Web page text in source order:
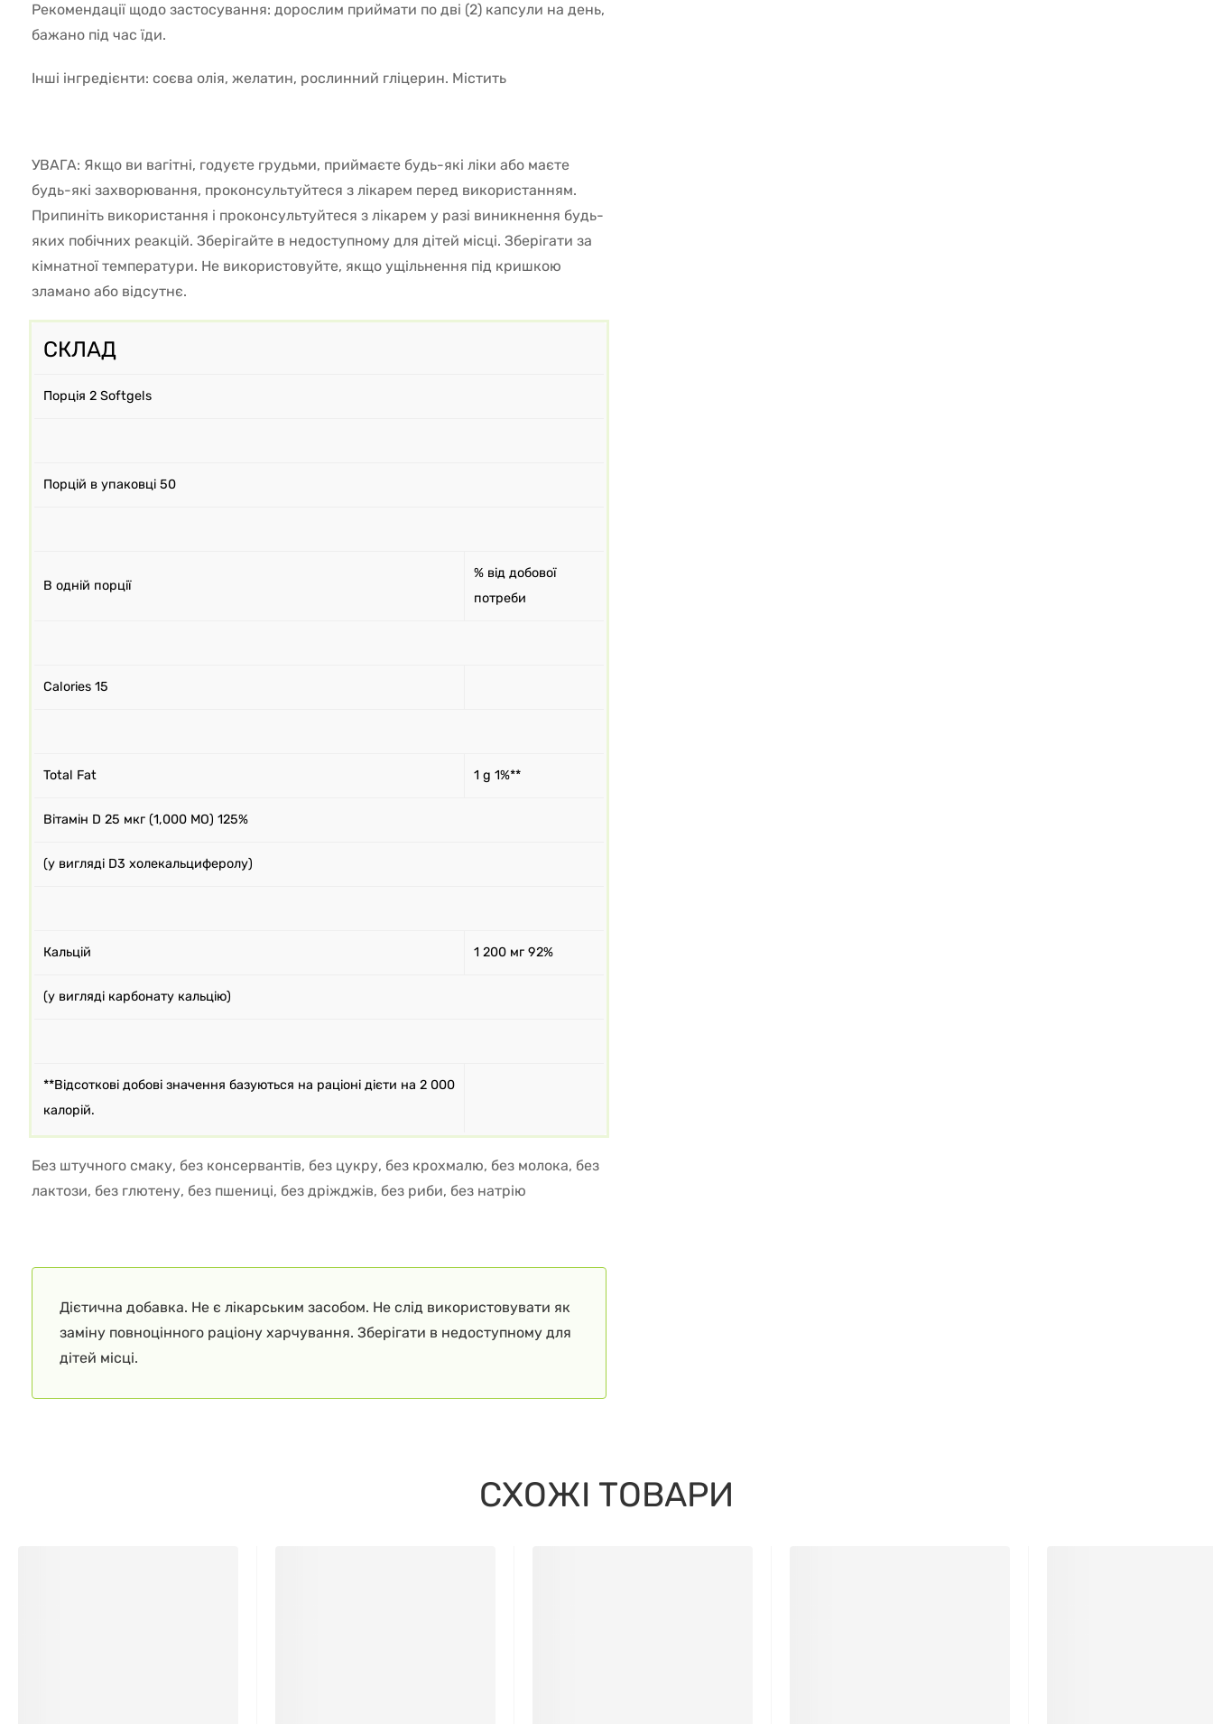
Дієтична добавка. Не є лікарським засобом. Не слід використовувати як
заміну повноцінного раціону харчування. Зберігати в недоступному для
дітей місці.
Рекомендації щодо застосування: дорослим приймати по дві (2) капсули на день,
бажано під час їди.
Інші інгредієнти: соєва олія, желатин, рослинний гліцерин. Містить
УВАГА: Якщо ви вагітні, годуєте грудьми, приймаєте будь-які ліки або маєте
будь-які захворювання, проконсультуйтеся з лікарем перед використанням.
Припиніть використання і проконсультуйтеся з лікарем у разі виникнення будь-
яких побічних реакцій. Зберігайте в недоступному для дітей місці. Зберігати за
кімнатної температури. Не використовуйте, якщо ущільнення під кришкою
зламано або відсутнє.
СКЛАД
Порція 2 Softgels
Порцій в упаковці 50
В одній порції
% від добової
потреби
Calories 15
Total Fat 1 g 1%**
Вітамін D 25 мкг (1,000 МО) 125%
(у вигляді D3 холекальциферолу)
Кальцій 1 200 мг 92%
(у вигляді карбонату кальцію)
**Відсоткові добові значення базуються на раціоні дієти на 2 000
калорій.
Без штучного смаку, без консервантів, без цукру, без крохмалю, без молока, без
лактози, без глютену, без пшениці, без дріжджів, без риби, без натрію
СХОЖІ ТОВАРИ